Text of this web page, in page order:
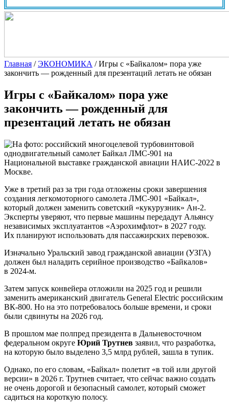
Главная /ЭКОНОМИКА /Игры с «Байкалом» пора уже
закончить — рожденный для презентаций летать не обязан
Игры с «Байкалом» пора уже
закончить — рожденный для
презентаций летать не обязан
Уже в третий раз за три года отложены сроки завершения
создания легкомоторного самолета ЛМС-901 «Байкал»,
который должен заменить советский «кукурузник» Ан-2.
Эксперты уверяют, что первые машины передадут Альянсу
независимых эксплуатантов «Аэрохимфлот» в 2027 году.
Их планируют использовать для пассажирских перевозок.
Изначально Уральский завод гражданской авиации (УЗГА)
должен был наладить серийное производство «Байкалов»
в 2024-м.
Затем запуск конвейера отложили на 2025 год и решили
заменить американский двигатель General Electric российским
ВК-800. Но на это потребовалось больше времени, и сроки
были сдвинуты на 2026 год.
В прошлом мае полпред президента в Дальневосточном
федеральном округе Юрий Трутнев заявил, что разработка,
на которую было выделено 3,5 млрд рублей, зашла в тупик.
Однако, по его словам, «Байкал» полетит «в той или другой
версии» в 2026 г. Трутнев считает, что сейчас важно создать
не очень дорогой и безопасный самолет, который сможет
садиться на короткую полосу.